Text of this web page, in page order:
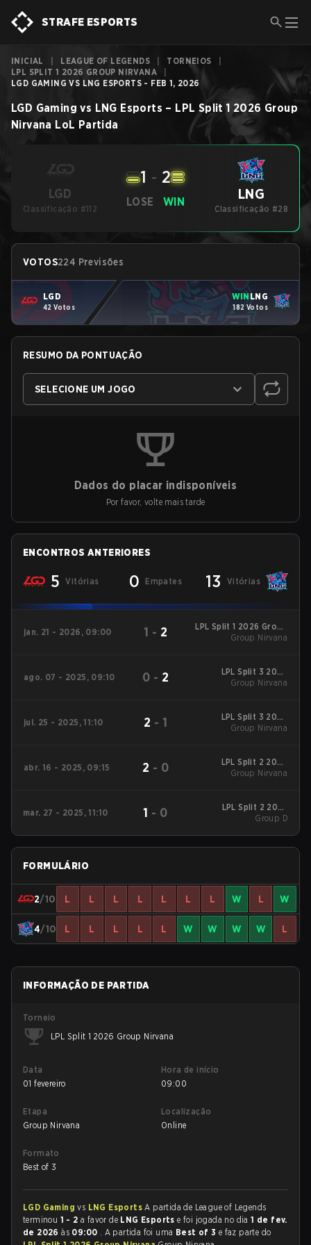
STRAFE ESPORTS
INICIAL LEAGUE OF LEGENDS TORNEIOS
LPL SPLIT 1 2026 GROUP NIRVANA
LGD GAMING VS LNG ESPORTS - FEB 1, 2026
LGD Gaming vs LNG Esports – LPL Split 1 2026 Group
Nirvana LoL Partida
LGD
Classificação #112
LOSE
1 - 2
WIN LNG
Classificação #28
VOTOS224 Previsões
LGD
42 Votos
WINLNG
182 Votos
RESUMO DA PONTUAÇÃO
SELECIONE UM JOGO
Dados do placar indisponíveis
Por favor, volte mais tarde
ENCONTROS ANTERIORES
5 Vitórias 0 Empates 13 Vitórias
jan. 21 - 2026, 09:00 1 - 2
LPL Split 1 2026 Group
Nirvana
Group Nirvana
ago. 07 - 2025, 09:10 0 - 2
LPL Split 3 2025
Group Nirvana
Group Nirvana
jul. 25 - 2025, 11:10 2 - 1
LPL Split 3 2025
Group Nirvana
Group Nirvana
abr. 16 - 2025, 09:15 2 - 0
LPL Split 2 2025
Group Nirvana
Group Nirvana
mar. 27 - 2025, 11:10 1 - 0
LPL Split 2 2025
Placements - Group D
Group D
FORMULÁRIO
2/10 L L L L L L L W L W
4/10 L L L L L W W W W L
INFORMAÇÃO DE PARTIDA
Torneio
LPL Split 1 2026 Group Nirvana
Data
01 fevereiro
Hora de início
09:00
Etapa
Group Nirvana
Localização
Online
Formato
Best of 3
LGD Gamingvs LNG EsportsA partida de League of Legends
terminou 1 - 2 a favor de LNG Esportse foi jogada no dia1 de fev.
de 2026às 09:00 . A partida foi uma Best of 3 e faz parte do